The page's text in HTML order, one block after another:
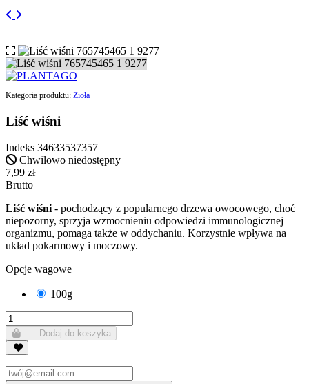
Kategoria produktu: Zioła
Liść wiśni
Indeks 34633537357
Chwilowo niedostępny
7,99 zł
Brutto
Liść wiśni- pochodzący z popularnego drzewa owocowego, choć
niepozorny, sprzyja wzmocnieniu odpowiedzi immunologicznej
organizmu, pomaga także w oddychaniu. Korzystnie wpływa na
układ pokarmowy i moczowy.
Opcje wagowe
100g
Dodaj do koszyka